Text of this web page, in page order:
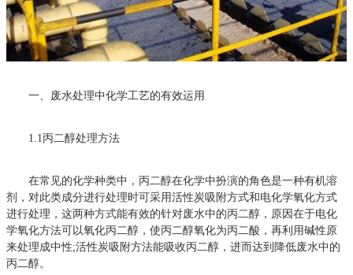
一、废水处理中化学工艺的有效运用
1.1丙二醇处理方法
在常见的化学种类中，丙二醇在化学中扮演的角色是一种有机溶
剂，对此类成分进行处理时可采用活性炭吸附方式和电化学氧化方式
进行处理，这两种方式能有效的针对废水中的丙二醇，原因在于电化
学氧化方法可以氧化丙二醇，使丙二醇氧化为丙二酸，再利用碱性原
来处理成中性;活性炭吸附方法能吸收丙二醇，进而达到降低废水中的
丙二醇。